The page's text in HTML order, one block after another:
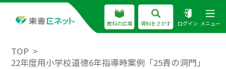
教科の広場 資料をさがす ログイン メニュー
TOP
22年度用小学校道徳6年指導時案例「25青の洞門」